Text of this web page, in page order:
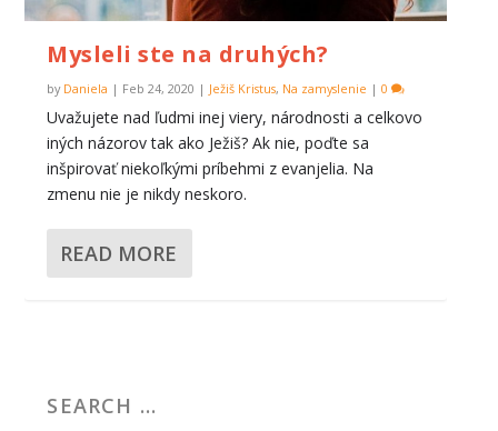
Mysleli ste na druhých?
by Daniela | Feb 24, 2020 | Ježiš Kristus, Na zamyslenie |0
Uvažujete nad ľudmi inej viery, národnosti a celkovo
iných názorov tak ako Ježiš? Ak nie, poďte sa
inšpirovať niekoľkými príbehmi z evanjelia. Na
zmenu nie je nikdy neskoro.
READ MORE